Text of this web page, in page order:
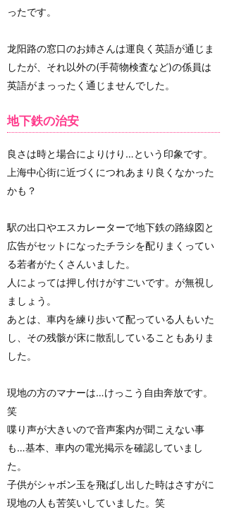
ったです。
龙阳路の窓口のお姉さんは運良く英語が通じま
したが、それ以外の(手荷物検査など)の係員は
英語がまっったく通じませんでした。
地下鉄の治安
良さは時と場合によりけり…という印象です。
上海中心街に近づくにつれあまり良くなかった
かも？
駅の出口やエスカレーターで地下鉄の路線図と
広告がセットになったチラシを配りまくってい
る若者がたくさんいました。
人によっては押し付けがすごいです。が無視し
ましょう。
あとは、車内を練り歩いて配っている人もいた
し、その残骸が床に散乱していることもありま
した。
現地の方のマナーは…けっこう自由奔放です。
笑
喋り声が大きいので音声案内が聞こえない事
も…基本、車内の電光掲示を確認していまし
た。
子供がシャボン玉を飛ばし出した時はさすがに
現地の人も苦笑いしていました。笑